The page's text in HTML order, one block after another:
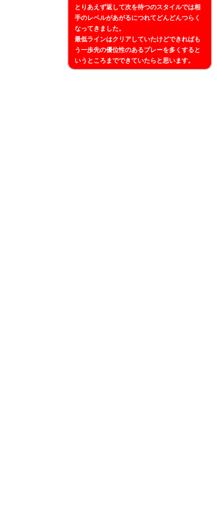
とりあえず返して次を待つのスタイルでは相
手のレベルがあがるにつれてどんどんつらく
なってきました。
最低ラインはクリアしていたけどできればも
う一歩先の優位性のあるプレーを多くすると
いうところまでできていたらと思います。